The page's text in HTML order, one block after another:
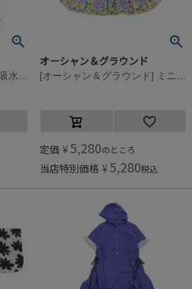
オーシャン＆グラウンド
定価 ¥ 5,280のところ
当店特別価格 ¥ 5,280税込